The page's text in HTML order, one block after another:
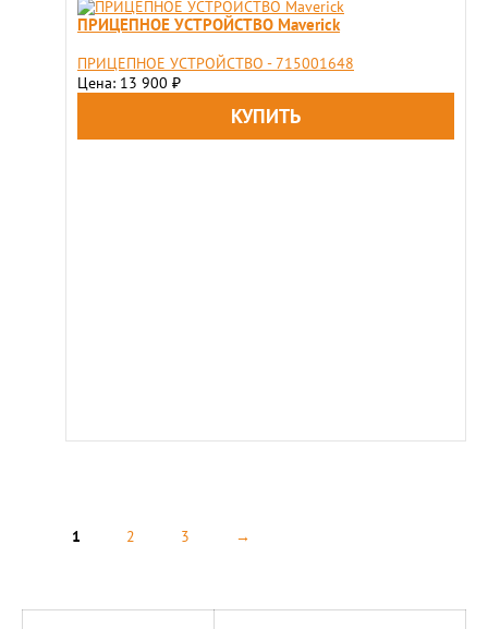
ПРИЦЕПНОЕ УСТРОЙСТВО Maverick
ПРИЦЕПНОЕ УСТРОЙСТВО - 715001648
Цена: 13 900 ₽
1 2 3 →